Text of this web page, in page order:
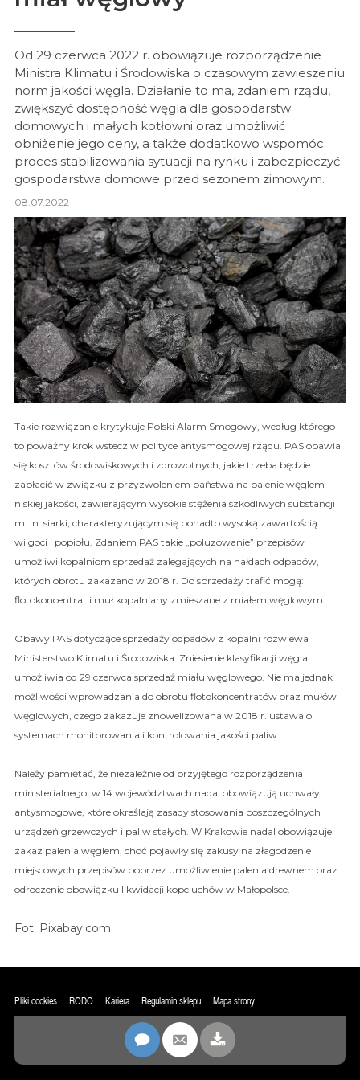
Od 29 czerwca 2022 r. obowiązuje rozporządzenie
Ministra Klimatu i Środowiska o czasowym zawieszeniu
norm jakości węgla. Działanie to ma, zdaniem rządu,
zwiększyć dostępność węgla dla gospodarstw
domowych i małych kotłowni oraz umożliwić
obniżenie jego ceny, a także dodatkowo wspomóc
proces stabilizowania sytuacji na rynku i zabezpieczyć
gospodarstwa domowe przed sezonem zimowym.
08.07.2022
Takie rozwiązanie krytykuje Polski Alarm Smogowy, według którego
to poważny krok wstecz w polityce antysmogowej rządu. PAS obawia
się kosztów środowiskowych i zdrowotnych, jakie trzeba będzie
zapłacić w związku z przyzwoleniem państwa na palenie węglem
niskiej jakości, zawierającym wysokie stężenia szkodliwych substancji
m. in. siarki, charakteryzującym się ponadto wysoką zawartością
wilgoci i popiołu. Zdaniem PAS takie „poluzowanie” przepisów
umożliwi kopalniom sprzedaż zalegających na hałdach odpadów,
których obrotu zakazano w 2018 r. Do sprzedaży trafić mogą:
flotokoncentrat i muł kopalniany zmieszane z miałem węglowym.
Obawy PAS dotyczące sprzedaży odpadów z kopalni rozwiewa
Ministerstwo Klimatu i Środowiska. Zniesienie klasyfikacji węgla
umożliwia od 29 czerwca sprzedaż miału węglowego. Nie ma jednak
możliwości wprowadzania do obrotu flotokoncentratów oraz mułów
węglowych, czego zakazuje znowelizowana w 2018 r. ustawa o
systemach monitorowania i kontrolowania jakości paliw.
Należy pamiętać, że niezależnie od przyjętego rozporządzenia
ministerialnego w 14 województwach nadal obowiązują uchwały
antysmogowe, które określają zasady stosowania poszczególnych
urządzeń grzewczych i paliw stałych. W Krakowie nadal obowiązuje
zakaz palenia węglem, choć pojawiły się zakusy na złagodzenie
miejscowych przepisów poprzez umożliwienie palenia drewnem oraz
odroczenie obowiązku likwidacji kopciuchów w Małopolsce.
Fot. Pixabay.com
Pliki cookies RODO Kariera Regulamin sklepu Mapa strony